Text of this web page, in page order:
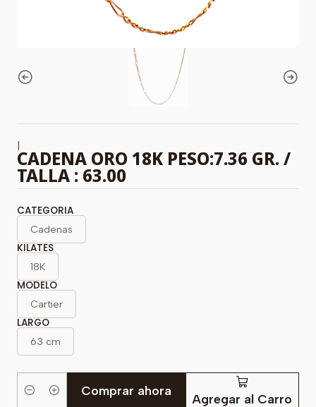
|
CADENA ORO 18K PESO:7.36 GR. /
TALLA : 63.00
CATEGORIA
Cadenas
KILATES
18K
MODELO
Cartier
LARGO
63 cm
Cantidad Agregar al Carro
Comprar ahora